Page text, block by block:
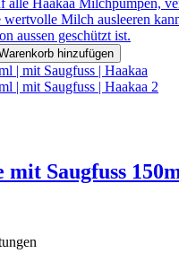
alle Haakaa Milchpumpen,
wertvolle Milch ausleeren
aussen geschützt ist.
hinzufügen
Saugfuss